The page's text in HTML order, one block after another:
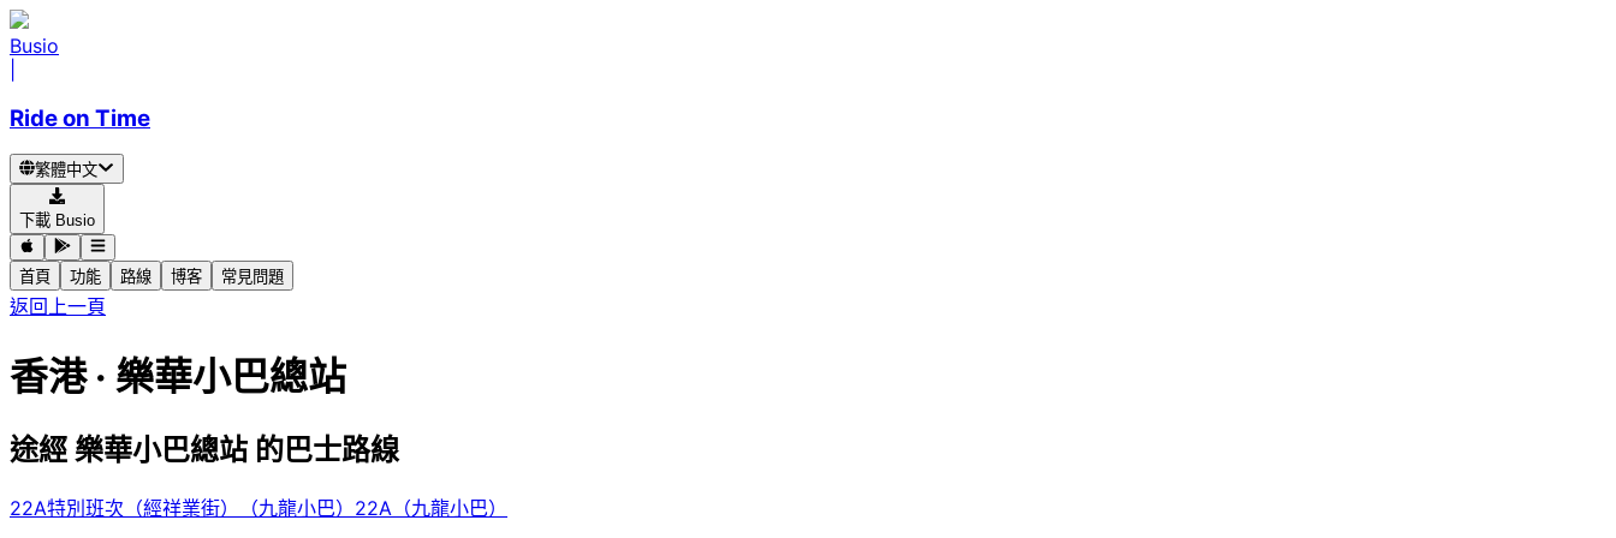
Busio
Ride on Time
繁體中文
下載 Busio
首頁 功能 路線 博客 常見問題
返回上一頁
香港 · 樂華小巴總站
途經 樂華小巴總站 的巴士路線
22A特別班次（經祥業街）（九龍小巴） 22A（九龍小巴）